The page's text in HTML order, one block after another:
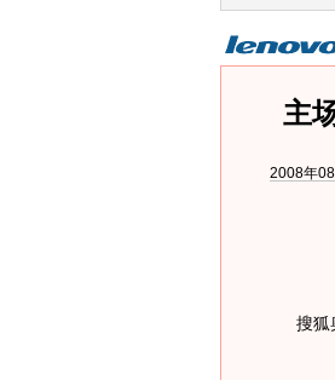
主
2008年
搜狐奥